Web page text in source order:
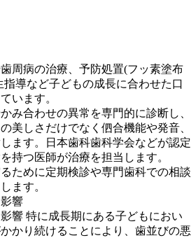
周病の治療、予防処置(フッ素塗布
導など子どもの成長に合わせた口
います。
み合わせの異常を専門的に診断し、
美しさだけでなく伵合機能や発音、
ます。日本歯科歯科学会などが認定
持つ医師が治療を担当します。
ために定期検診や専門歯科での相談
ます。
響
響 特に成長期にある子どもにおい
かり続けることにより、歯並びの悪